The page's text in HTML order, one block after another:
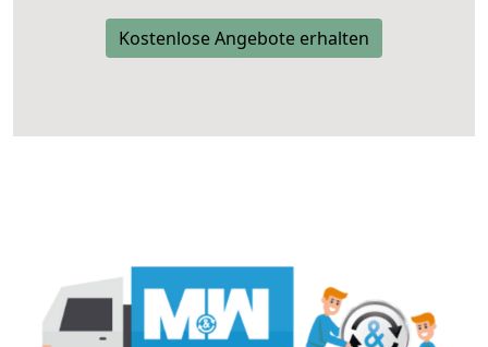
Kostenlose Angebote erhalten